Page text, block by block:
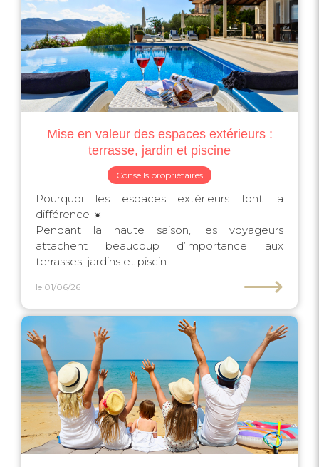
Mise en valeur des espaces extérieurs :
terrasse, jardin et piscine
Conseils propriétaires
Pourquoi les espaces extérieurs font la
différence ☀️
Pendant la haute saison, les voyageurs
attachent beaucoup d’importance aux
terrasses, jardins et piscin...
le 01/06/26 ⟶